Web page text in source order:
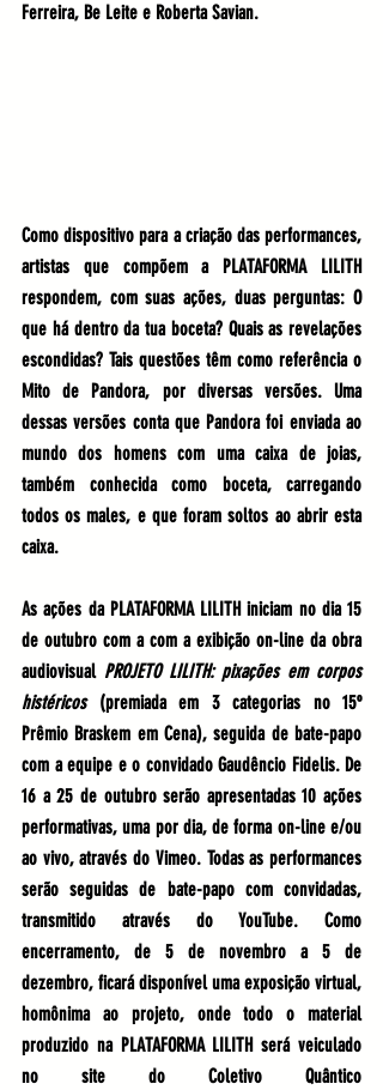
Ferreira, Be Leite e Roberta Savian.
Como dispositivo para a criação das performances,
artistas que compõem a PLATAFORMA LILITH
respondem, com suas ações, duas perguntas: O
que há dentro da tua boceta? Quais as revelações
Mito de Pandora, por diversas versões. Uma
dessas versões conta que Pandora foi enviada ao
mundo dos homens com uma caixa de joias,
também conhecida como boceta, carregando
todos os males, e que foram soltos ao abrir esta
caixa.
As ações da PLATAFORMA LILITH iniciam no dia 15
de outubro com a com a exibição on-line da obra
audiovisual PROJETO LILITH: pixações em corpos
histéricos (premiada em 3 categorias no 15º
Prêmio Braskem em Cena), seguida de
com a equipe e o convidado Gaudêncio Fidelis
16 a 25 de outubro serão apresentadas 10 ações
performativas, uma por dia, de forma on-line e/ou
ao vivo, através do Vimeo. Todas as performances
serão seguidas de bate-papo com convidadas,
transmitido através do YouTube. Como
encerramento, de 5 de novembro a 5 de
dezembro, ficará disponível uma
homônima ao projeto, onde todo o material
produzido na PLATAFORMA LILITH será veiculado